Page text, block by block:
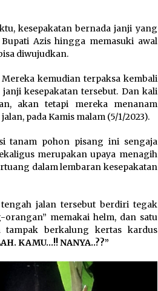
kesepakatan bernada janji yang
Azis hingga memasuki awal
diwujudkan.
kemudian terpaksa kembali
kesepakatan tersebut. Dan kali
akan tetapi mereka menanam
pada Kamis malam (5/1/2023).
tanam pohon pisang ini sengaja
merupakan upaya menagih
dalam lembaran kesepakatan
jalan tersebut berdiri tegak
memakai helm, dan satu
berkalung kertas kardus
KAMU…!! NANYA..??”